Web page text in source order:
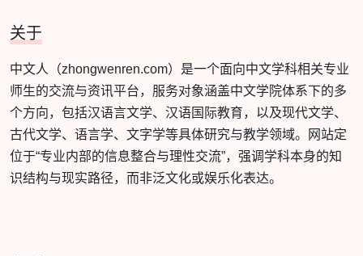
关于
中文人（zhongwenren.com）是一个面向中文学科相关专业
师生的交流与资讯平台，服务对象涵盖中文学院体系下的多
个方向，包括汉语言文学、汉语国际教育，以及现代文学、
古代文学、语言学、文字学等具体研究与教学领域。网站定
位于“专业内部的信息整合与理性交流”，强调学科本身的知
识结构与现实路径，而非泛文化或娱乐化表达。